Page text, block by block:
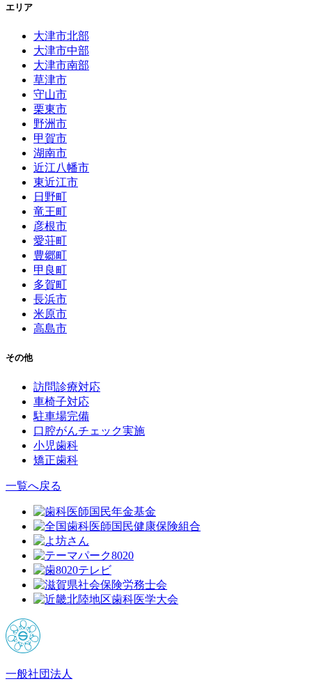
エリア
大津市北部
大津市中部
大津市南部
草津市
守山市
栗東市
野洲市
甲賀市
湖南市
近江八幡市
東近江市
日野町
竜王町
彦根市
愛荘町
豊郷町
甲良町
多賀町
長浜市
米原市
高島市
その他
訪問診療対応
車椅子対応
駐車場完備
口腔がんチェック実施
小児歯科
矯正歯科
一覧へ戻る
一般社団法人